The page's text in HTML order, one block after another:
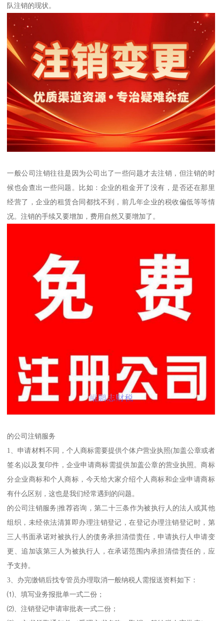
队注销的现状。
一般公司注销往往是因为公司出了一些问题才去注销，但注销的时
候也会查出一些问题。比如：企业的租金开了没有，是否还在那里
经营了，企业的租赁合同都找不到，前几年企业的税收偏低等等情
况。注销的手续又要增加，费用自然又要增加了。
的公司注销服务
1、申请材料不同，个人商标需要提供个体户营业执照(加盖公章或者
签名)以及复印件，企业申请商标需提供加盖公章的营业执照。商标
分企业商标和个人商标，今天给大家介绍个人商标和企业申请商标
有什么区别，这也是我们经常遇到的问题。
的公司注销服务|推荐咨询，第二十三条作为被执行人的法人或其他
组织，未经依法清算即办理注销登记，在登记办理注销登记时，第
三人书面承诺对被执行人的债务承担清偿责任，申请执行人申请变
更、追加该第三人为被执行人，在承诺范围内承担清偿责任的，应
予支持。
3、办完缴销后找专管员办理取消一般纳税人需报送资料如下：
⑴、填写业务报批单一式二份；
⑵、注销登记申请审批表一式二份；